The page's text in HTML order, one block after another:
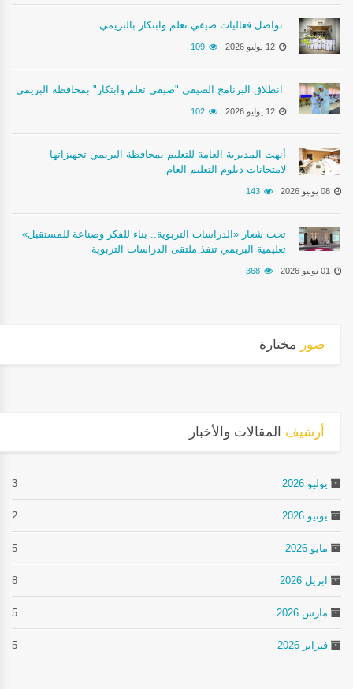
12 يوليو 2026 109
12 يوليو 2026 102
أنهت المديرية العامة للتعليم بمحافظة البريمي تجهيزاتها
لامتحانات دبلوم التعليم العام
08 يونيو 2026 143
تحت شعار «الدراسات التربوية.. بناء للفكر وصناعة للمستقبل»
تعليمية البريمي تنفذ ملتقى الدراسات التربوية
01 يونيو 2026 368
صور مختارة
أرشيف المقالات والأخبار
يوليو 2026 3
يونيو 2026 2
مايو 2026 5
ابريل 2026 8
مارس 2026 5
فبراير 2026 5